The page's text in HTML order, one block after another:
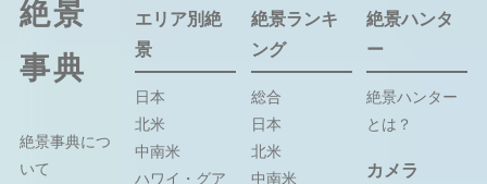
絶景
事典
絶景事典につ
いて
エリア別絶
景
日本
北米
中南米
ハワイ・グア
絶景ランキ
ング
総合
日本
北米
中南米
絶景ハンタ
ー
絶景ハンター
とは？
カメラ